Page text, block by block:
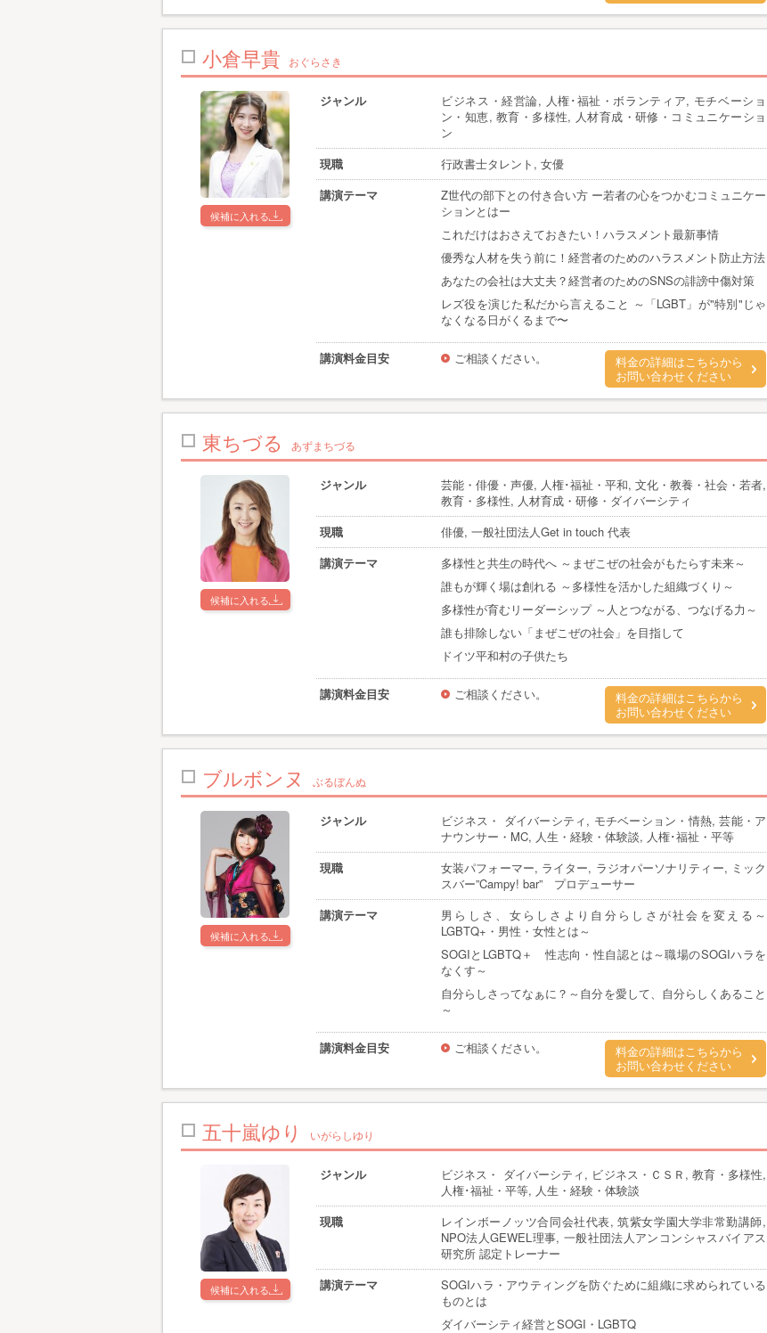
小倉早貴 おぐらさき
候補に入れる
ジャンル
ビジネス・経営論, 人権･福祉・ボランティア, モチベーショ
ン・知恵, 教育・多様性, 人材育成・研修・コミュニケーショ
ン
現職
行政書士タレント, 女優
講演テーマ
Z世代の部下との付き合い方 ー若者の心をつかむコミュニケー
ションとはー
これだけはおさえておきたい！ハラスメント最新事情
優秀な人材を失う前に！経営者のためのハラスメント防止方法
あなたの会社は大丈夫？経営者のためのSNSの誹謗中傷対策
レズ役を演じた私だから言えること ～「LGBT」が"特別"じゃ
なくなる日がくるまで〜
講演料金目安 ご相談ください。
料金の詳細はこちらから
お問い合わせください
東ちづる あずまちづる
候補に入れる
ジャンル
芸能・俳優・声優, 人権･福祉・平和, 文化・教養・社会・若者,
教育・多様性, 人材育成・研修・ダイバーシティ
現職
俳優, 一般社団法人Get in touch 代表
講演テーマ
多様性と共生の時代へ ～まぜこぜの社会がもたらす未来～
誰もが輝く場は創れる ～多様性を活かした組織づくり～
多様性が育むリーダーシップ ～人とつながる、つなげる力～
誰も排除しない「まぜこぜの社会」を目指して
ドイツ平和村の子供たち
講演料金目安 ご相談ください。
料金の詳細はこちらから
お問い合わせください
ブルボンヌ ぶるぼんぬ
候補に入れる
ジャンル
ビジネス・ ダイバーシティ, モチベーション・情熱, 芸能・ア
ナウンサー・MC, 人生・経験・体験談, 人権･福祉・平等
現職
女装パフォーマー, ライター, ラジオパーソナリティー, ミック
スバー”Campy! bar” プロデューサー
講演テーマ
男らしさ、女らしさより自分らしさが社会を変える～
LGBTQ+・男性・女性とは～
SOGIとLGBTQ＋ 性志向・性自認とは～職場のSOGIハラを
なくす～
自分らしさってなぁに？～自分を愛して、自分らしくあること
～
講演料金目安 ご相談ください。
料金の詳細はこちらから
お問い合わせください
五十嵐ゆり いがらしゆり
候補に入れる
ジャンル
ビジネス・ ダイバーシティ, ビジネス・ＣＳＲ, 教育・多様性,
人権･福祉・平等, 人生・経験・体験談
現職
レインボーノッツ合同会社代表, 筑紫女学園大学非常勤講師,
NPO法人GEWEL理事, 一般社団法人アンコンシャスバイアス
研究所 認定トレーナー
講演テーマ
SOGIハラ・アウティングを防ぐために組織に求められている
ものとは
ダイバーシティ経営とSOGI・LGBTQ